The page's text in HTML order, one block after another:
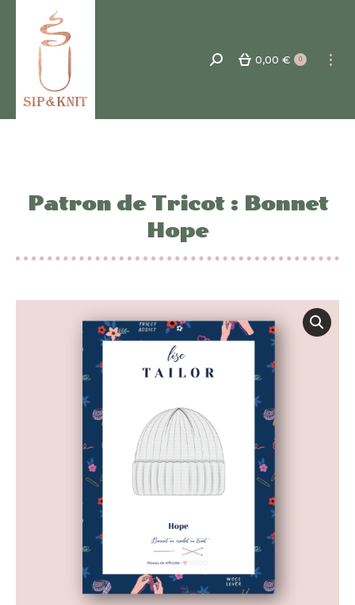
Recherche
0,00 € 0
Patron de Tricot : Bonnet
Hope